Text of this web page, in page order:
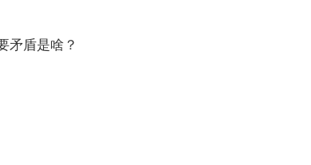
矛盾是啥？